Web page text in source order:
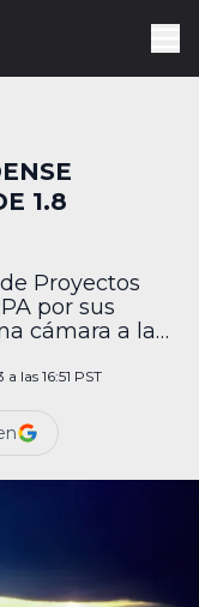
1.8
Proyectos
por sus
cámara a la
imágenes y
altura,
las 16:51 PST